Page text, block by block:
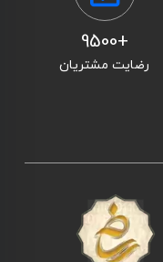
+9500
رضایت مشتریان